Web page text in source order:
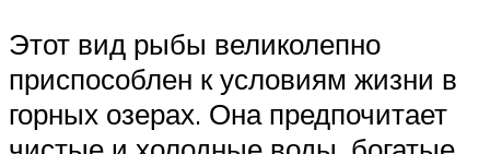
Этот вид рыбы великолепно
приспособлен к условиям жизни в
горных озерах. Она предпочитает